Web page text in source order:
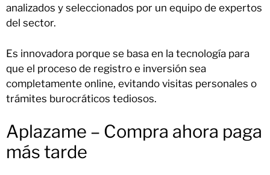
analizados y seleccionados por un equipo de expertos
del sector.
Es innovadora porque se basa en la tecnología para
que el proceso de registro e inversión sea
completamente online, evitando visitas personales o
trámites burocráticos tediosos.
Aplazame – Compra ahora paga
más tarde